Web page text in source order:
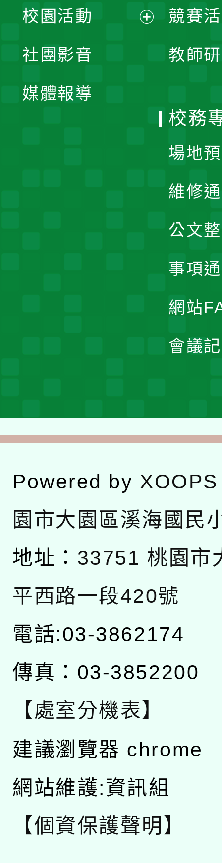
競賽
教師
開
校園活動
社團影音
媒體報導
校務
場地
維修
公文
事項
網站
會議
Powered by XOOPS
園市大園區溪海國民
地址： 33751 桃園市
平西路一段420號
電話:03-3862174
傳真：03-3852200
【處室分機表】
建議瀏覽器 chrome
網站維護:資訊組
【個資保護聲明】